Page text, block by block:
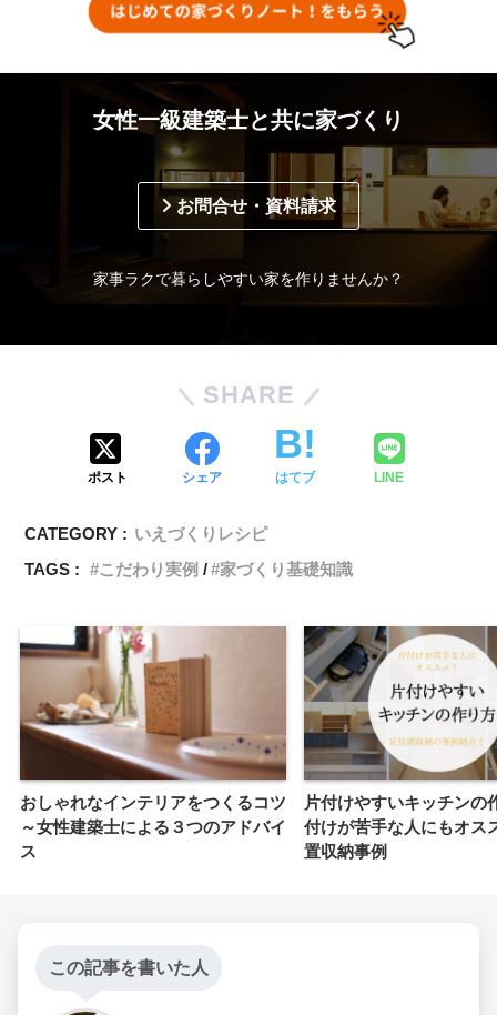
女性一級建築士と共に家づくり
お問合せ・資料請求
家事ラクで暮らしやすい家を作りませんか？
SHARE
ポスト シェア はてブ LINE
CATEGORY : いえづくりレシピ
TAGS :
こだわり実例 家づくり基礎知識
おしゃれなインテリアをつくるコツ
～女性建築士による３つのアドバイ
ス
片付けやすいキッチンの
付けが苦手な人にもオス
置収納事例
この記事を書いた人